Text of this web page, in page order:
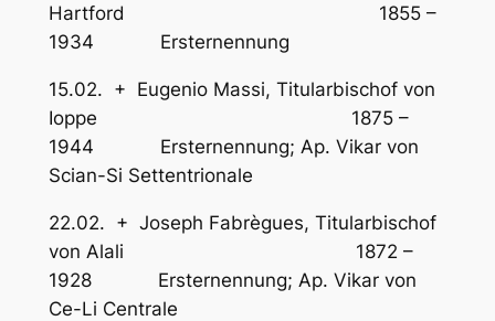
Hartford 1855 –
1934 Ersternennung
15.02. + Eugenio Massi, Titularbischof von
Ioppe 1875 –
1944 Ersternennung; Ap. Vikar von
Scian-Si Settentrionale
22.02. + Joseph Fabrègues, Titularbischof
von Alali 1872 –
1928 Ersternennung; Ap. Vikar von
Ce-Li Centrale